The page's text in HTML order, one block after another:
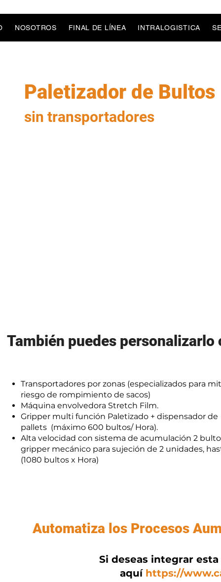
NOSOTROS FINAL DE LÍNEA INTRALOGISTICA
Paletizador de Bultos
sin transportadores
También puedes personalizarlo
Transportadores por zonas (especializados para
riesgo de rompimiento de sacos)
Máquina envolvedora Stretch Film.
Gripper multi función Paletizado + dispensador de
pallets (máximo 600 bultos/ Hora).
Alta velocidad con sistema de acumulación 2
gripper mecánico para sujeción de 2 unidades,
(1080 bultos x Hora)
Automatiza los Procesos
Si deseas integrar
aquí https://